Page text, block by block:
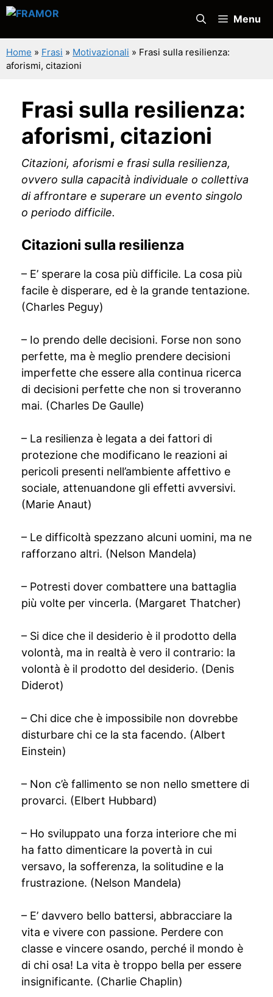
Vai
contenuto
Menu
Home » Frasi » Motivazionali » Frasi sulla resilienza:
aforismi, citazioni
Frasi sulla resilienza:
aforismi, citazioni
Citazioni, aforismi e frasi sulla resilienza,
ovvero sulla capacità individuale o collettiva
di affrontare e superare un evento singolo
o periodo difficile.
Citazioni sulla resilienza
– E’ sperare la cosa più difficile. La cosa più
facile è disperare, ed è la grande tentazione.
(Charles Peguy)
– Io prendo delle decisioni. Forse non sono
perfette, ma è meglio prendere decisioni
imperfette che essere alla continua ricerca
di decisioni perfette che non si troveranno
mai. (Charles De Gaulle)
– La resilienza è legata a dei fattori di
protezione che modificano le reazioni ai
pericoli presenti nell’ambiente affettivo e
sociale, attenuandone gli effetti avversivi.
(Marie Anaut)
– Le difficoltà spezzano alcuni uomini, ma ne
rafforzano altri. (Nelson Mandela)
– Potresti dover combattere una battaglia
più volte per vincerla. (Margaret Thatcher)
– Si dice che il desiderio è il prodotto della
volontà, ma in realtà è vero il contrario: la
volontà è il prodotto del desiderio. (Denis
Diderot)
– Chi dice che è impossibile non dovrebbe
disturbare chi ce la sta facendo. (Albert
Einstein)
– Non c’è fallimento se non nello smettere di
provarci. (Elbert Hubbard)
– Ho sviluppato una forza interiore che mi
ha fatto dimenticare la povertà in cui
versavo, la sofferenza, la solitudine e la
frustrazione. (Nelson Mandela)
– E’ davvero bello battersi, abbracciare la
vita e vivere con passione. Perdere con
classe e vincere osando, perché il mondo è
di chi osa! La vita è troppo bella per essere
insignificante. (Charlie Chaplin)